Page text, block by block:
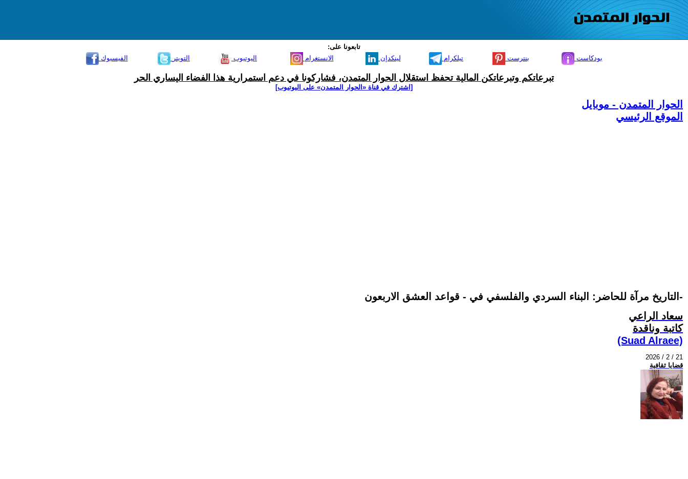
تابعونا على:
الفيسبوك
التويتر اليوتيوب الانستغرام لينكدإن تيلكرام بنترست بودكاست
تبرعاتكم وتبرعاتكن المالية تحفظ استقلال الحوار المتمدن، فشاركونا في دعم استمرارية هذا الفضاء اليساري الحر
[اشترك في قناة ‫«الحوار المتمدن» على اليوتيوب]
الحوار المتمدن - موبايل
الموقع الرئيسي
التاريخ مرآة للحاضر: البناء السردي والفلسفي في - قواعد العشق الاربعون-
سعاد الراعي
كاتبة وناقدة
(Suad Alraee)
2026 / 2 / 21
قضايا ثقافية